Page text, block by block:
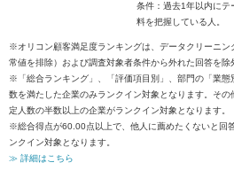
条件：過去1年以内にテ
料を把握している人
※オリコン顧客満足度ランキングは、データクリーニ
常値を排除）および調査対象者条件から外れた回答を除
※「総合ランキング」、「評価項目別」、部門の「業態
数を満たした企業のみランクイン対象となります。そ
定人数の半数以上の企業がランクイン対象となります。
※総合得点が60.00点以上で、他人に薦めたくないと回
ンクイン対象となります。
≫ 詳細はこちら